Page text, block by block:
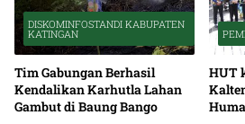
DISKOMINFOSTANDI KABUPATEN
KATINGAN
Tim Gabungan Berhasil
Kendalikan Karhutla Lahan
Gambut di Baung Bango
HUT